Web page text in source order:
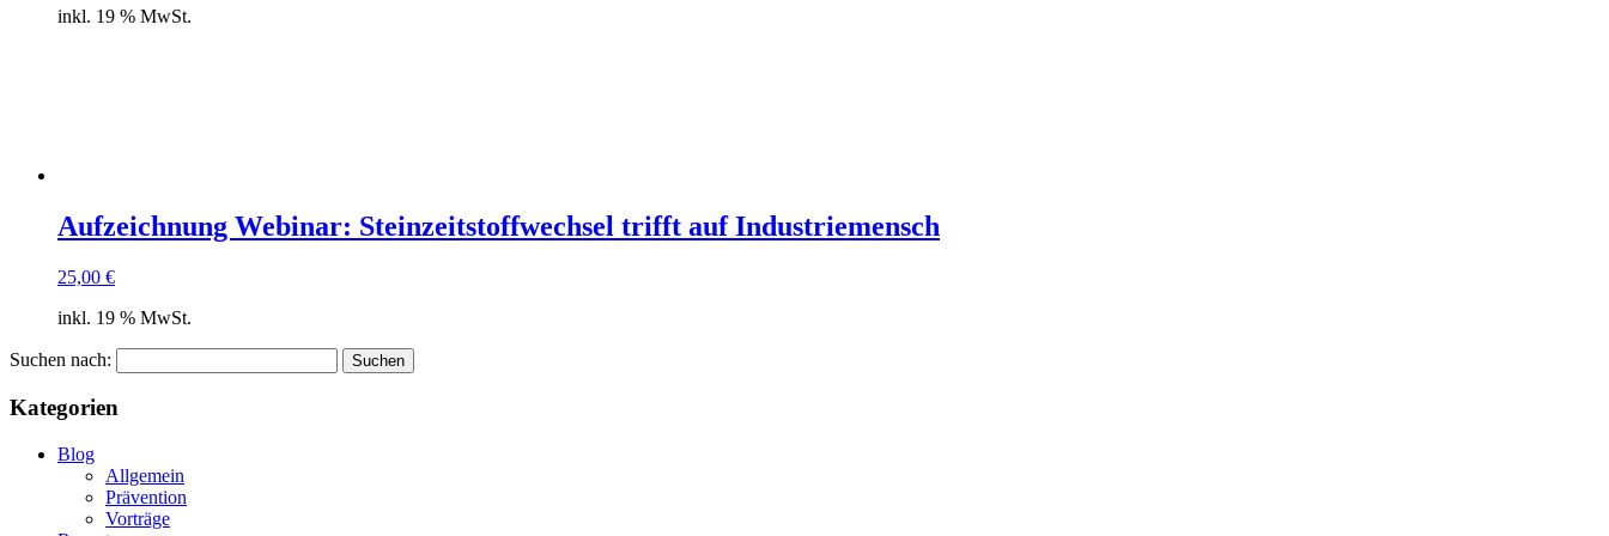
inkl. 19 % MwSt.
Aufzeichnung Webinar: Steinzeitstoffwechsel trifft auf Industriemensch
25,00 €
inkl. 19 % MwSt.
Suchen nach:
Kategorien
Blog
Allgemein
Prävention
Vorträge